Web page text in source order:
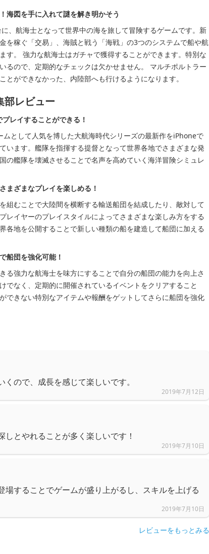
海図を手に入れて謎を解き明かそう
、航海士となって世界中の海を旅して冒険するゲームです。新
を稼ぐ「交易」、海賊と戦う「海戦」の3つのシステムで船や航
す。 強力な航海士はガチャで獲得することができます。特別な
るので、定期的なチェックは欠かせません。 マルチポルトラー
とができなかった、内陸部へも行けるようになります。
部レビュー
レイすることができる！
ムとして人気を博した大航海時代シリーズの最新作をiPhoneで
います。艦隊を指揮する提督となって世界各地でさまざまな発
の艦隊を壊滅させることで名声を高めていく海洋冒険シミュレ
まざまなプレイを楽しめる！
組むことで大陸間を横断する輸送船団を結成したり、敵対して
レイヤーのプレイスタイルによってさまざまな楽しみ方をする
各地を公開することで新しい種類の船を建造して船団に加える
船団を強化可能！
る強力な航海士を味方にすることで自分の船団の能力を向上さ
でなく、定期的に開催されているイベントをクリアすること
できない特別なアイテムや報酬をゲットしてさらに船団を強化
ので、成長を感じて楽しいです。
2019年7月12日
とやれることが多く楽しいです！
2019年7月10日
場することでゲームが盛り上がるし、スキルを上げる
2019年7月10日
レビューをもっとみる